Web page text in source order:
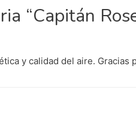
“Capitán
y calidad del aire.